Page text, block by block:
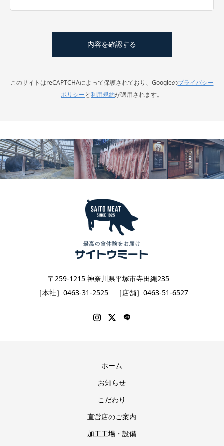
このサイトはreCAPTCHAによって保護されており、Googleのプライバシー
ポリシーと利用規約が適用されます。
〒259-1215 神奈川県平塚市寺田縄235
［本社］0463-31-2525 ［店舗］0463-51-6527
ホーム
お知らせ
こだわり
直営店のご案内
加工工場・設備